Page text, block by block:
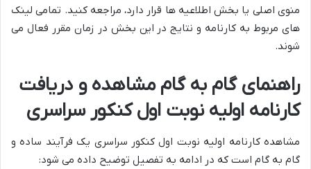
منوی اصلی یا بخش اطلاعیه ها قرار دارد، مراجعه کنید. تمامی لینک
های مربوط به کارنامه و نتایج در این بخش در زمان مقرر فعال می
شوند.
راهنمای گام به گام مشاهده و دریافت
کارنامه اولیه نوبت اول کنکور سراسری
مشاهده کارنامه اولیه نوبت اول کنکور سراسری یک فرآیند ساده و
گام به گام است که در ادامه به تفصیل توضیح داده می شود: